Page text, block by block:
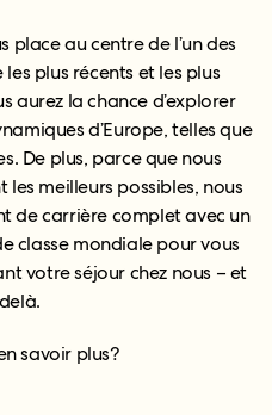
place au centre de l’un des
plus récents et les plus
aurez la chance d’explorer
d’Europe, telles que
De plus, parce que nous
meilleurs possibles, nous
de carrière complet avec un
classe mondiale pour vous
votre séjour chez nous – et
savoir plus?